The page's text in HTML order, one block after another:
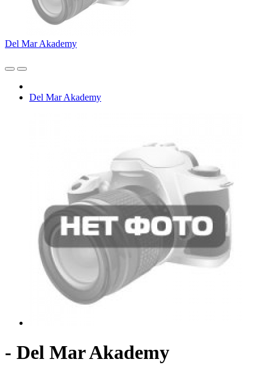
Del Mar Akademy
Del Mar Akademy
- Del Mar Akademy